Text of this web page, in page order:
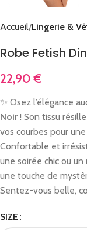
Accueil Lingerie &
Robe Fetish
22,90€
✨ Osez l’élégance
Noir! Son tissu
vos courbes pour
Confortable et
une soirée chic ou
une touche de
Sentez-vous belle,
SIZE